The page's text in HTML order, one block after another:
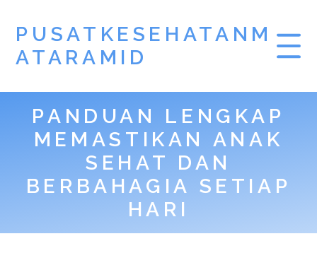
PUSATKESEHATANM
ATARAMID
PANDUAN LENGKAP
MEMASTIKAN ANAK
SEHAT DAN
BERBAHAGIA SETIAP
HARI